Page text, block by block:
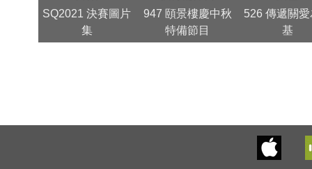
SQ2021 決賽圖片
集
947 頤景樓慶中秋
特備節目
526 傳遞關
基